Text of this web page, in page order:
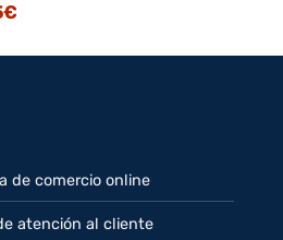
€El
actual
de comercio online
atención al cliente